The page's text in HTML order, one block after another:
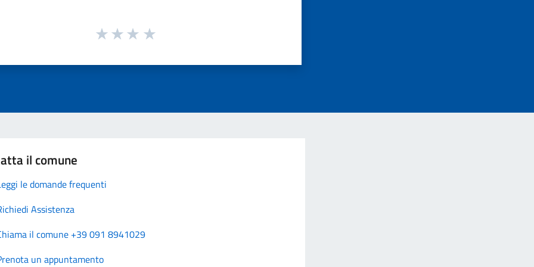
il comune
le domande frequenti
Assistenza
il comune +39 091 8941029
un appuntamento